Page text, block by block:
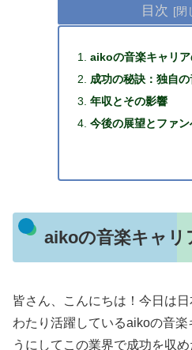
目次
aikoの音楽キャリア
成功の秘訣：独自
年収とその影響
今後の展望とファ
aikoの音楽キャリ
皆さん、こんにちは！今日は
わたり活躍しているaikoの音
うにしてこの業界で成功を収